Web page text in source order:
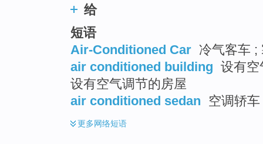
给
短语
Air-Conditioned Car 冷气客车 ;
air conditioned building 设有空
设有空气调节的房屋
air conditioned sedan
空调轿车
更多网络短语